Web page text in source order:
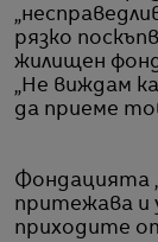
рязко
жилищен
„Не виждам
да приеме
Фондацията
притежава и
приходите